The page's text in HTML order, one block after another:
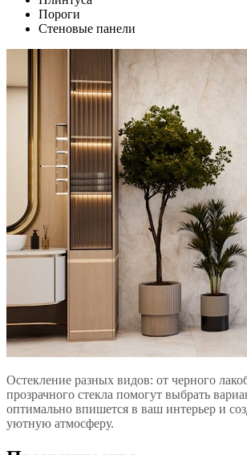
Пороги
Стеновые панели
Остекление разных видов: от черного
прозрачного стекла помогут выбрать
оптимально впишется в ваш интерьер и
уютную атмосферу.